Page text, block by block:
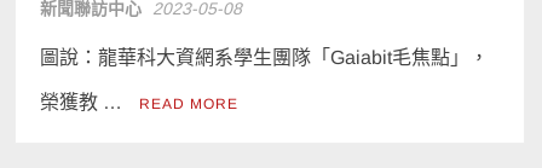
新聞聯訪中心 2023-05-08
圖說：龍華科大資網系學生團隊「Gaiabit毛焦點」，
榮獲教 … READ MORE